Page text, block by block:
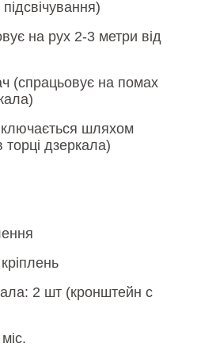
на рух 2-3 метри від
(спрацьовує на помах
шляхом
торці дзеркала)
2 шт (кронштейн с